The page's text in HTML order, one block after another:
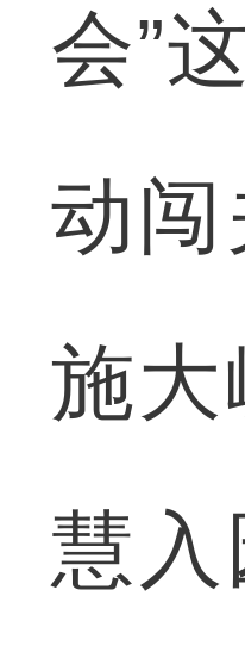
会”
动
施
慧